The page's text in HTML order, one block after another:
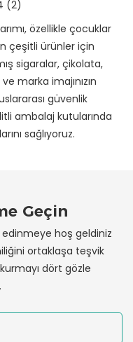
özellikle çocuklar
çeşitli ürünler için
sigaralar, çikolata,
marka imajınızın
güvenlik
ambalaj kutularında
sağlıyoruz.
Geçin
hoş geldiniz
ortaklaşa teşvik
dört gözle